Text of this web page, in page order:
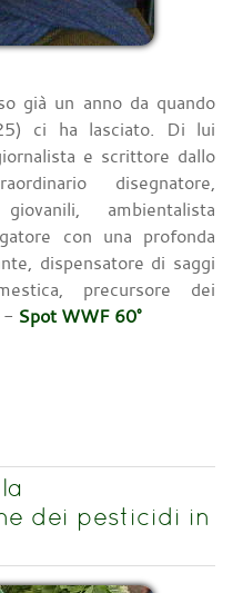
già un anno da quando
ci ha lasciato. Di lui
e scrittore dallo
disegnatore,
ambientalista
con una profonda
dispensatore di saggi
precursore dei
- Spot WWF 60°
dei pesticidi in